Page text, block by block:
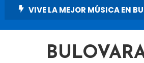
VIVE LA MEJOR MÚSICA EN